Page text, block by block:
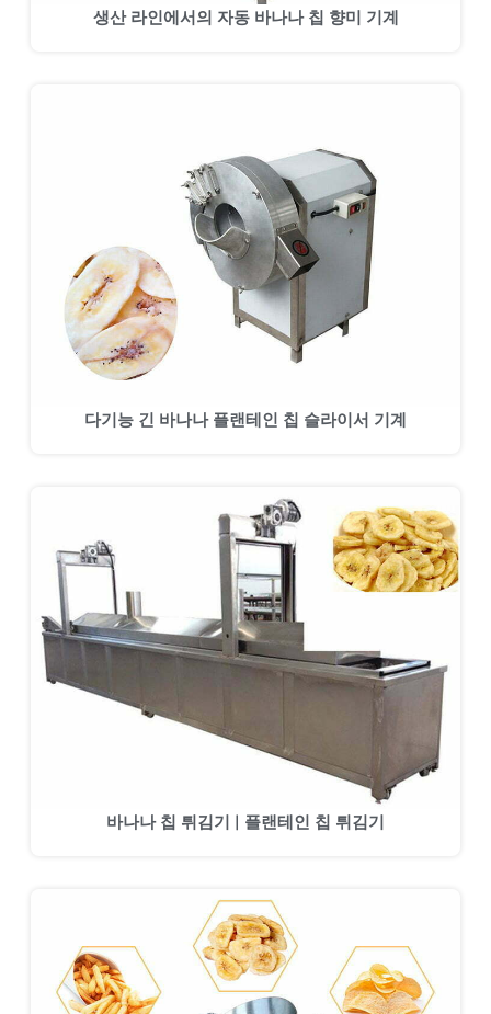
생산 라인에서의 자동 바나나 칩 향미 기계
다기능 긴 바나나 플랜테인 칩 슬라이서 기계
바나나 칩 튀김기 | 플랜테인 칩 튀김기